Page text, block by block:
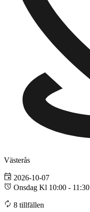
Västerås
2026-10-07
Onsdag Kl 10:00 - 11:30
8 tillfällen